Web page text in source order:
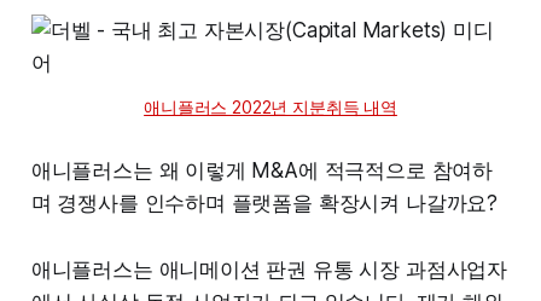
애니플러스 2022년 지분취득 내역
애니플러스는 왜 이렇게 M&A에 적극적으로 참여하
며 경쟁사를 인수하며 플랫폼을 확장시켜 나갈까요?
애니플러스는 애니메이션 판권 유통 시장 과점사업자